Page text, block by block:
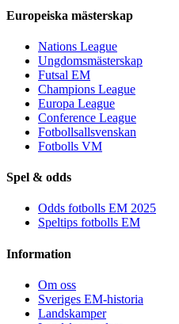
Europeiska mästerskap
Nations League
Ungdomsmästerskap
Futsal EM
Champions League
Europa League
Conference League
Fotbollsallsvenskan
Fotbolls VM
Spel & odds
Odds fotbolls EM 2025
Speltips fotbolls EM
Information
Om oss
Sveriges EM-historia
Landskamper